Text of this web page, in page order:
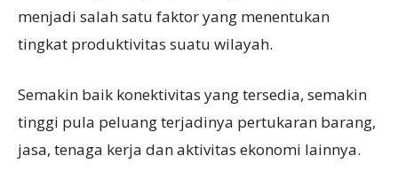
menjadi salah satu faktor yang menentukan
tingkat produktivitas suatu wilayah.
Semakin baik konektivitas yang tersedia, semakin
tinggi pula peluang terjadinya pertukaran barang,
jasa, tenaga kerja dan aktivitas ekonomi lainnya.